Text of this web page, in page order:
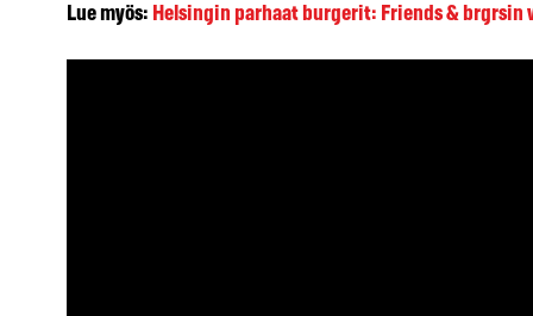
Lue myös: Helsingin parhaat burgerit: Friends & brgrsin